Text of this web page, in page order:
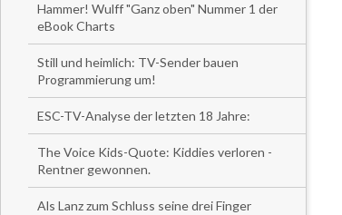
Hammer! Wulff "Ganz oben" Nummer 1 der
eBook Charts
Still und heimlich: TV-Sender bauen
Programmierung um!
ESC-TV-Analyse der letzten 18 Jahre:
The Voice Kids-Quote: Kiddies verloren -
Rentner gewonnen.
Als Lanz zum Schluss seine drei Finger